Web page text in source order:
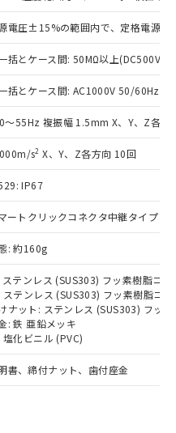
電圧±15%の範囲内で、定格電源
括とケース間: 50MΩ以上(DC500Vメ
括とケース間: AC1000V 50/60Hz
～55Hz 複振幅 1.5mm X、Y、Z各方
s2 X、Y、Z各方向 10回
IP67
ートクリックコネクタ中継タイプ
: 約160g
ステンレス (SUS303) フッ素樹脂コー
ステンレス (SUS303) フッ素樹脂コー
ナット: ステンレス (SUS303) フッ
: 鉄 亜鉛メッキ
塩化ビニル (PVC)
書、締付ナット、歯付座金
さい。
準価格照会結果は、
日時点での社内デー
れるものであり、閲
場合があることをご
び標準価格はお客
たはお客様担当のオ
売店・当社販売員に
販売店や当社販売拠
ワーク
」をご確認
価格結果を当社の
三者に漏洩または開
いします。
部品リスト作成サー
だくには、I-Web
されている必要が
サイト上で当社にご
トについて、当社
明した場合などや
あります。
1000ppm以下、 カド
下、ポリ臭化ビフェニル
化ジフェニルエーテル類
酸ビス(2-エチルヘキシ
以下、フタル酸ブチ
以下、フタル酸ジブチル
ル酸ジイソブチル
ついては閾値を超える意
ています。
などにより、予定
ます。
ンロード
販売部門へお問
PBBs(ポリ臭化ビフェ
リ臭化ジフェニルエーテ
フタル酸ブチルベンジ
キシル)) : 1000ppm
質）のすべてが基
します。
下において有害物
境に深刻な影響を
ます。
社販売部門へお問
社製品のうち、外国
易法に定める商品
」という）を輸出
供する場合は、日本
(または役務取引許
の必要な手続きを
破棄する場合は、完
違法に輸出されな
講じます。
核兵器、ミサイ
の製造装置等に一切
第三者に販売する
および3の内容を当
ます。また当社は、
に係わる関係者が違
れがある場合は、取
ん。
在庫あり
たないが在庫あり
の在庫状況につ
様のお取引先、ま
当のオムロン制御
社販売員にご確
また在庫状況の
ていない機種